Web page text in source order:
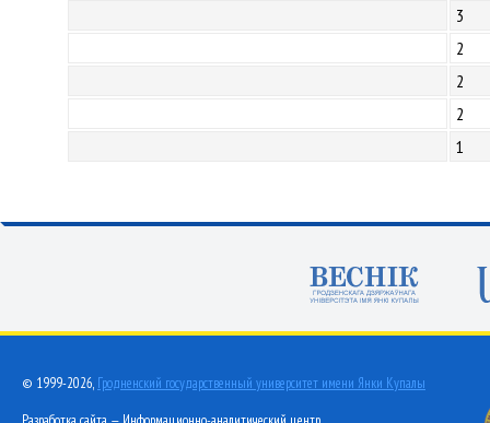
3
2
2
2
1
© 1999-2026, Гродненский государственный университет имени Янки Купалы